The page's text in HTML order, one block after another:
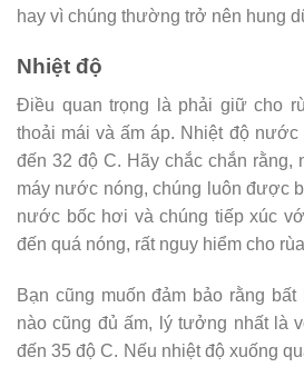
hay vì chúng thường trở nên hung
Nhiệt độ
Điều quan trọng là phải giữ cho
thoải mái và ấm áp. Nhiệt độ
đến 32 độ C. Hãy chắc chắn rằng,
máy nước nóng, chúng luôn được
nước bốc hơi và chúng tiếp xúc
đến quá nóng, rất nguy hiểm cho
Bạn cũng muốn đảm bảo rằng
nào cũng đủ ấm, lý tưởng nhất là
đến 35 độ C. Nếu nhiệt độ xuống